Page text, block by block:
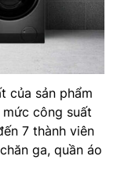
của sản phẩm
công suất
7 thành viên
ga, quần áo